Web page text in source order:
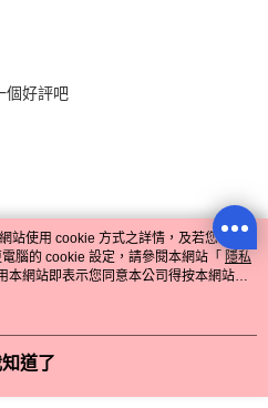
個好評吧
站使用 cookie 方式之詳情，及若您不希
腦的 cookie 設定，請參閱本網站「 隱私
本網站即表示您同意本公司得按本網站使
道了
666~
綁定好友看優惠資訊！還送
折價券😍
覆至 流行前線